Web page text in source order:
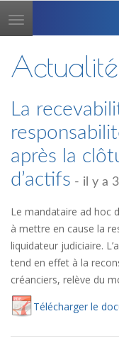
Toggle
navigation
La
après la
d’actifs - il y a
Le mandataire ad hoc
à mettre en cause la
liquidateur judiciaire.
tend en effet à la
créanciers, relève du
Télécharger le